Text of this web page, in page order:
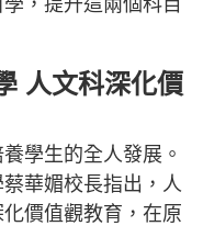
，提升這兩個科目
人文科深化價
學生的全人發展。
華媚校長指出，人
價值觀教育，在原